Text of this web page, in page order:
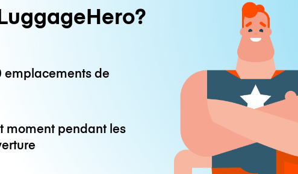
emplacements de
moment pendant les